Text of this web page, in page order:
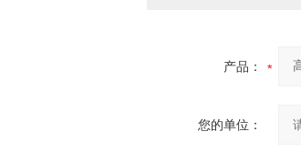
产品：
您的单位：